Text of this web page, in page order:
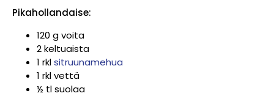
Pikahollandaise:
120 g voita
2 keltuaista
1 rklsitruunamehua
1 rkl vettä
½ tl suolaa